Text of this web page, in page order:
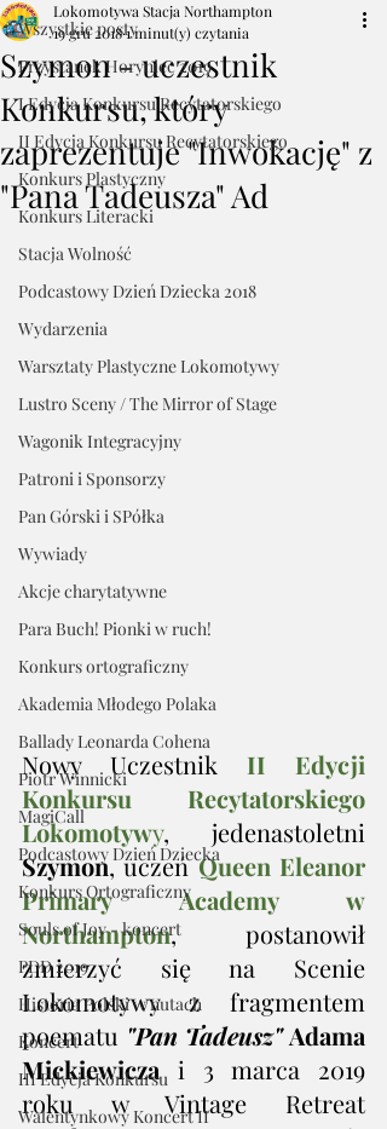
Wszystkie posty
Przystanek Horyniec 2019
I Edycja Konkursu Recytatorskiego
II Edycja Konkursu Recytatorskiego
Konkurs Plastyczny
Konkurs Literacki
Stacja Wolność
Podcastowy Dzień Dziecka 2018
Wydarzenia
Warsztaty Plastyczne Lokomotywy
Lustro Sceny / The Mirror of Stage
Wagonik Integracyjny
Patroni i Sponsorzy
Pan Górski i SPółka
Wywiady
Akcje charytatywne
Para Buch! Pionki w ruch!
Konkurs ortograficzny
Akademia Młodego Polaka
Ballady Leonarda Cohena
Piotr Winnicki
MagiCall
Podcastowy Dzień Dziecka
Konkurs Ortograficzny
Souls of Joy - koncert
PDD 2019
Historia Polski w nutach
Koncert
III Edycja Konkursu
Walentynkowy Koncert II
Szymon - uczestnik
Konkursu, który
zaprezentuje "Inwokację" z
"Pana Tadeusza" Ad
Lokomotywa Stacja Northampton
19 gru 20181 minut(y) czytania
Nowy Uczestnik II Edycji
Konkursu Recytatorskiego
Lokomotywy
Szymon, uczeń Queen Eleanor
Primary Academy w
Northampton, postanowił
zmierzyć się na Scenie
Lokomotywy z fragmentem
poematu "Pan Tadeusz" Adama
Mickiewicza i 3 marca 2019
roku w Vintage Retreat